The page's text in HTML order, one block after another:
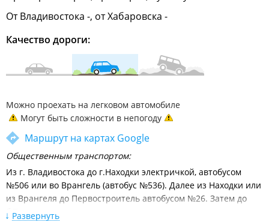
От Владивостока -, от Хабаровска -
Качество дороги:
Можно проехать на легковом автомобиле
Могут быть сложности в непогоду
Маршрут на картах Google
Общественным транспортом:
Из г. Владивостока до г.Находки электричкой, автобусом
№506 или во Врангель (автобус №536). Далее из Находки или
из Врангеля до Первостроитель автобусом №26. Затем до
б.Триозерье на такси или личным автотранспортом.
Развернуть